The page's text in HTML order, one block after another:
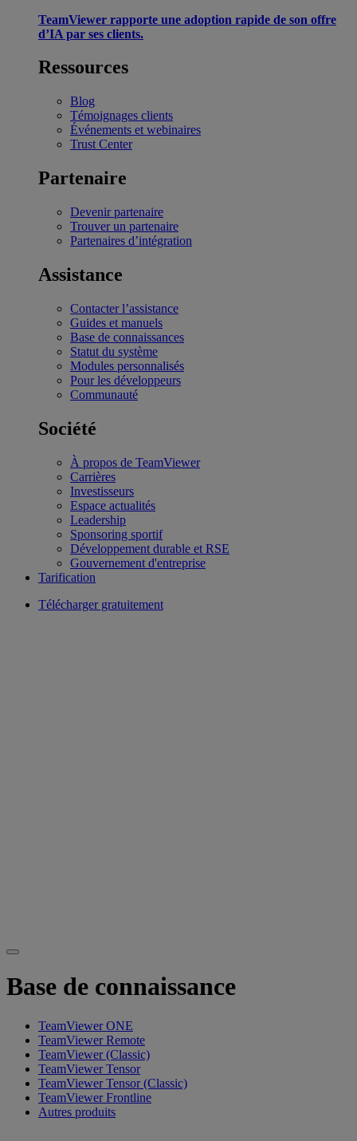
TeamViewer rapporte une adoption rapide de son offre
d’IA par ses clients.
Ressources
Blog
Témoignages clients
Événements et webinaires
Trust Center
Partenaire
Devenir partenaire
Trouver un partenaire
Partenaires d’intégration
Assistance
Contacter l’assistance
Guides et manuels
Base de connaissances
Statut du système
Modules personnalisés
Pour les développeurs
Communauté
Société
À propos de TeamViewer
Carrières
Investisseurs
Espace actualités
Leadership
Sponsoring sportif
Développement durable et RSE
Gouvernement d'entreprise
Tarification
Télécharger gratuitement
Base de connaissance
TeamViewer ONE
TeamViewer Remote
TeamViewer (Classic)
TeamViewer Tensor
TeamViewer Tensor (Classic)
TeamViewer Frontline
Autres produits